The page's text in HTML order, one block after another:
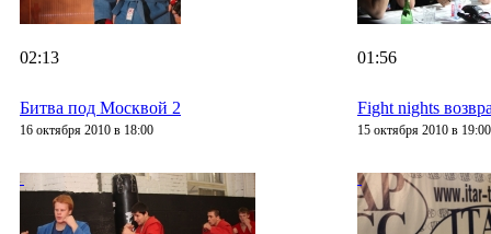
02:13
Битва под Москвой 2
16 октября 2010 в 18:00
01:56
Fight nights
15 октября 2010 в 19:00